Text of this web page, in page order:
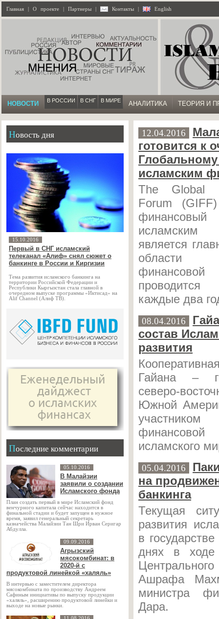
Главная О проекте Партнеры Контакты English
НОВОСТИ В РОССИИ В СНГ В МИРЕ АНАЛИТИКА ТЕОРИЯ И
Новость дня
15.10.2016
Первый в СНГ исламский
телеканал «Алиф» снял сюжет о
банкинге в России и Киргизии
Тема развития исламского банкинга на
территории Российской Федерации и
Республики Кыргызстан стала главной в
очередном выпуске программы «Иктисад» на
Alif Channel (Алиф ТВ).
Последние комментарии
05.10.2016
В Малайзии
заявили о создании
Исламского фонда
План создать первый в мире Исламский фонд
венчурного капитала сейчас находится в
финальной стадии и будет запущен в нужное
время, заявил генеральный секретарь
казначейства Малайзии Тан Шри Ирван Серигар
Абдулла.
09.09.2016
Агрызский
мясокомбинат: в
2020-й с
продуктовой линейкой «халяль»
В интервью с заместителем директора
мясокомбината по производству Андреем
Сафиным инициативы по выпуску продукции
«халяль», расширению продуктовой линейки и
выходе на новые рынки.
12.04.2016
готовится к
исламским
The Global
Forum
является
области
каждые два
08.04.2016
состав
развития
Гайана –
северо-
Южной
исламского
05.04.2016
на
банкинга
Текущая
развития
в
днях в ходе
Ашрафа
министра
Дара.